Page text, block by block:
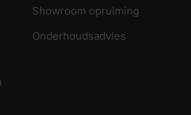
Showroom opruiming
Onderhoudsadvies